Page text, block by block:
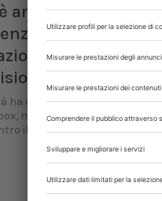
ancora
sanitaria
I rischi e
ha confermato lo stato
mentre l’Africa CDC
il 2025